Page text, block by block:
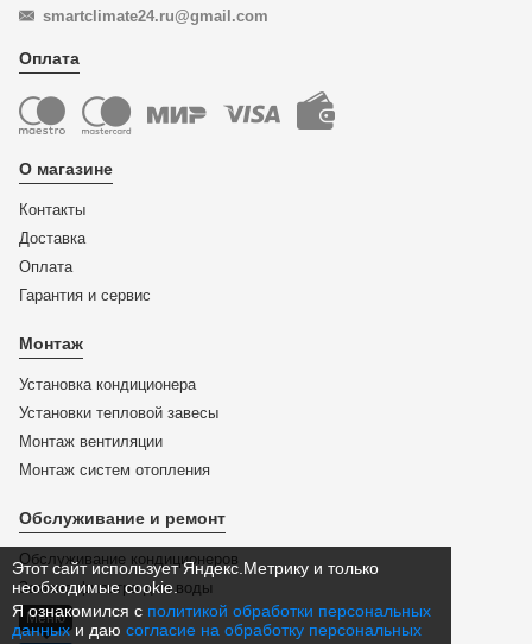
Этот сайт использует Яндекс.Метрику и только
необходимые cookie.
Я ознакомился с политикой обработки персональных
данныхи даю согласие на обработку персональных
smartclimate24.ru@gmail.com
Оплата
О магазине
Контакты
Доставка
Оплата
Гарантия и сервис
Монтаж
Установка кондиционера
Установки тепловой завесы
Монтаж вентиляции
Монтаж систем отопления
Обслуживание и ремонт
Обслуживание кондиционеров
Замена фильтра для воды
Меню